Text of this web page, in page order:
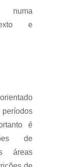
numa
e
é
de
áreas